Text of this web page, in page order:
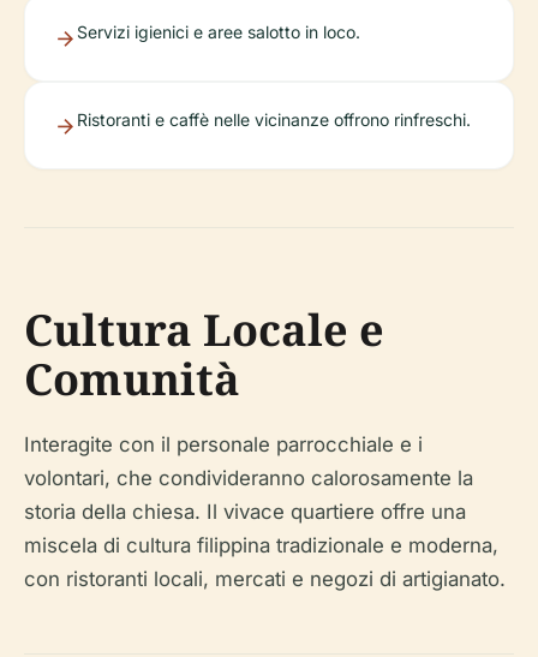
Servizi igienici e aree salotto in loco.
Ristoranti e caffè nelle vicinanze offrono rinfreschi.
Cultura Locale e
Comunità
Interagite con il personale parrocchiale e i
volontari, che condivideranno calorosamente la
storia della chiesa. Il vivace quartiere offre una
miscela di cultura filippina tradizionale e moderna,
con ristoranti locali, mercati e negozi di artigianato.